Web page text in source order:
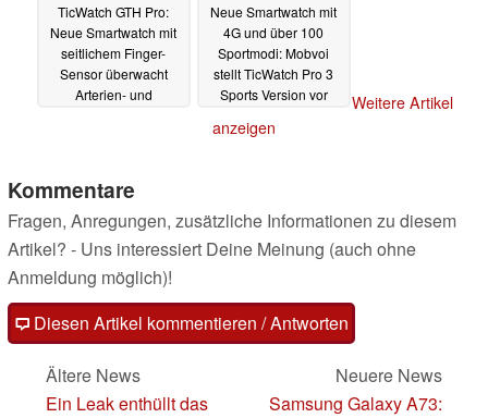
TicWatch GTH Pro:
Neue Smartwatch mit
seitlichem Finger-
Sensor überwacht
Arterien- und
Neue Smartwatch mit
4G und über 100
Sportmodi: Mobvoi
stellt TicWatch Pro 3
Sports Version vor
Weitere Artikel
anzeigen
Kommentare
Fragen, Anregungen, zusätzliche Informationen zu diesem
Artikel? - Uns interessiert Deine Meinung (auch ohne
Anmeldung möglich)!
Diesen Artikel kommentieren / Antworten
Ältere News
Ein Leak enthüllt das
Neuere News
Samsung Galaxy A73: